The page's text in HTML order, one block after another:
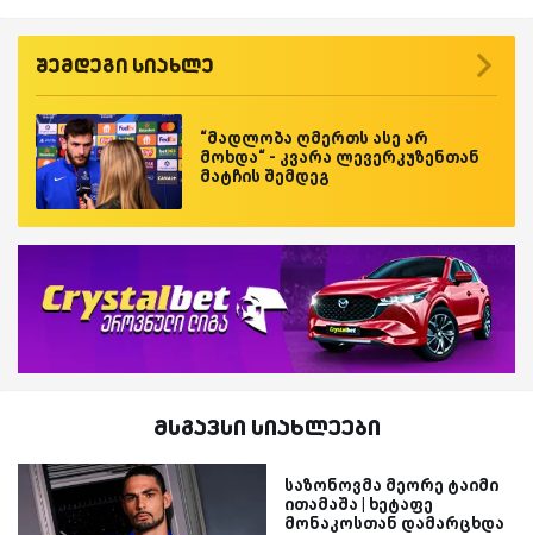
შემდეგი სიახლე
“მადლობა ღმერთს ასე არ
მოხდა“ - კვარა ლევერკუზენთან
მატჩის შემდეგ
მსგავსი სიახლეები
საზონოვმა მეორე ტაიმი
ითამაშა | ხეტაფე
მონაკოსთან დამარცხდა